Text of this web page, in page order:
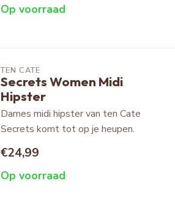
Op voorraad
TEN CATE
Secrets Women Midi
Hipster
Dames midi hipster van ten Cate
Secrets komt tot op je heupen.
€24,99
Op voorraad